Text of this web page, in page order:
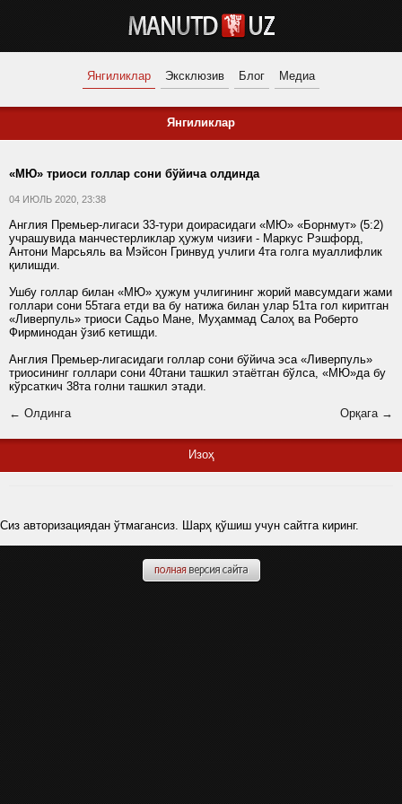
Янгиликлар Эксклюзив Блог Медиа
Янгиликлар
«МЮ» триоси голлар сони бўйича олдинда
04 ИЮЛЬ 2020, 23:38
Англия Премьер-лигаси 33-тури доирасидаги «МЮ» «Борнмут» (5:2)
учрашувида манчестерликлар ҳужум чизиғи - Маркус Рэшфорд,
Антони Марсьяль ва Мэйсон Гринвуд учлиги 4та голга муаллифлик
қилишди.
Ушбу голлар билан «МЮ» ҳужум учлигининг жорий мавсумдаги жами
голлари сони 55тага етди ва бу натижа билан улар 51та гол киритган
«Ливерпуль» триоси Садьо Мане, Муҳаммад Салоҳ ва Роберто
Фирминодан ўзиб кетишди.
Англия Премьер-лигасидаги голлар сони бўйича эса «Ливерпуль»
триосининг голлари сони 40тани ташкил этаётган бўлса, «МЮ»да бу
кўрсаткич 38та голни ташкил этади.
← Олдинга
Орқага →
Изоҳ
Сиз авторизациядан ўтмагансиз. Шарҳ қўшиш учун сайтга киринг.